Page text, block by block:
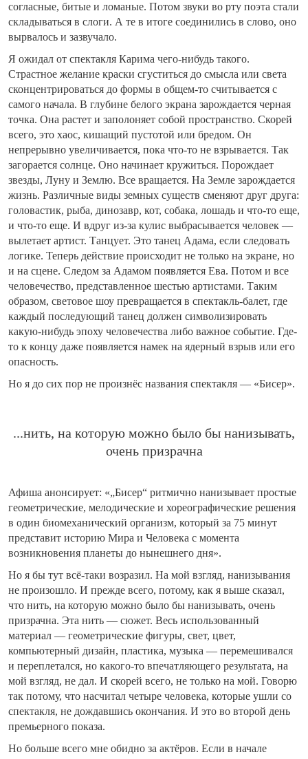
согласные, битые и ломаные. Потом звуки во рту поэта стали
складываться в слоги. А те в итоге соединились в слово, оно
вырвалось и зазвучало.
Я ожидал от спектакля Карима чего-нибудь такого.
Страстное желание краски сгуститься до смысла или света
сконцентрироваться до формы в общем-то считывается с
самого начала. В глубине белого экрана зарождается черная
точка. Она растет и заполоняет собой пространство. Скорей
всего, это хаос, кишащий пустотой или бредом. Он
непрерывно увеличивается, пока что-то не взрывается. Так
загорается солнце. Оно начинает кружиться. Порождает
звезды, Луну и Землю. Все вращается. На Земле зарождается
жизнь. Различные виды земных существ сменяют друг друга:
головастик, рыба, динозавр, кот, собака, лошадь и что-то еще,
и что-то еще. И вдруг из-за кулис выбрасывается человек —
вылетает артист. Танцует. Это танец Адама, если следовать
логике. Теперь действие происходит не только на экране, но
и на сцене. Следом за Адамом появляется Ева. Потом и все
человечество, представленное шестью артистами. Таким
образом, световое шоу превращается в спектакль-балет, где
каждый последующий танец должен символизировать
какую-нибудь эпоху человечества либо важное событие. Где-
то к концу даже появляется намек на ядерный взрыв или его
опасность.
Но я до сих пор не произнёс названия спектакля — «Бисер».
...нить, на которую можно было бы нанизывать,
очень призрачна
Афиша анонсирует: «„Бисер“ ритмично нанизывает простые
геометрические, мелодические и хореографические решения
в один биомеханический организм, который за 75 минут
представит историю Мира и Человека с момента
возникновения планеты до нынешнего дня».
Но я бы тут всё-таки возразил. На мой взгляд, нанизывания
не произошло. И прежде всего, потому, как я выше сказал,
что нить, на которую можно было бы нанизывать, очень
призрачна. Эта нить — сюжет. Весь использованный
материал — геометрические фигуры, свет, цвет,
компьютерный дизайн, пластика, музыка — перемешивался
и переплетался, но какого-то впечатляющего результата, на
мой взгляд, не дал. И скорей всего, не только на мой. Говорю
так потому, что насчитал четыре человека, которые ушли со
спектакля, не дождавшись окончания. И это во второй день
премьерного показа.
Но больше всего мне обидно за актёров. Если в начале